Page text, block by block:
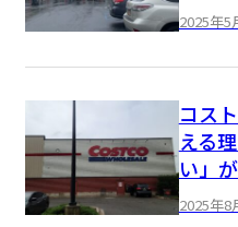
2025年5
コス
える
い」
2025年8